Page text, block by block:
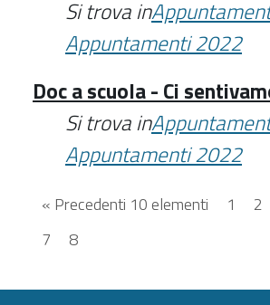
Si trova in
Appuntamenti 2022
Doc a scuola - Ci
Si trova in
Appuntamenti 2022
« Precedenti 10 elementi 1 2
7
8